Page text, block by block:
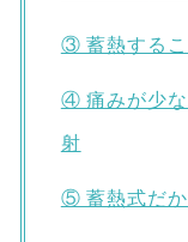
③ 蓄熱するこ
④ 痛みが少な
射
⑤ 蓄熱式だか